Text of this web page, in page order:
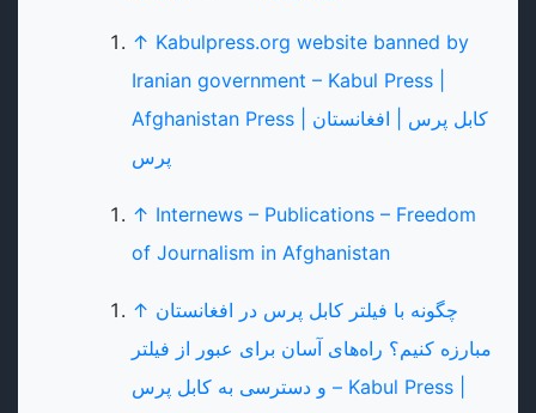
↑ Kabulpress.org website banned by
Iranian government – Kabul Press |
Afghanistan Press | کابل پرس | افغانستان
پرس
↑ Internews – Publications – Freedom
of Journalism in Afghanistan
↑ چگونه با فیلتر کابل پرس در افغانستان
مبارزه کنیم؟ راه‌های آسان برای عبور از فیلتر
و دسترسی به کابل پرس – Kabul Press |